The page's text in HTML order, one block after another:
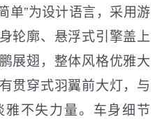
单”为设计语言，采用游
轮廓、悬浮式引擎盖上
展翅，整体风格优雅大
贯穿式羽翼前大灯，与
不失力量。车身细节